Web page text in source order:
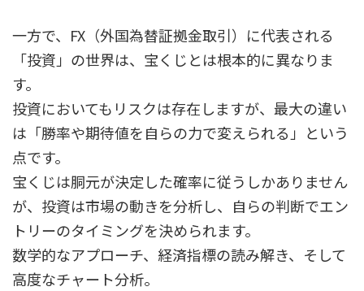
一方で、FX（外国為替証拠金取引）に代表される
「投資」の世界は、宝くじとは根本的に異なりま
す。
投資においてもリスクは存在しますが、最大の違い
は「勝率や期待値を自らの力で変えられる」という
点です。
宝くじは胴元が決定した確率に従うしかありません
が、投資は市場の動きを分析し、自らの判断でエン
トリーのタイミングを決められます。
数学的なアプローチ、経済指標の読み解き、そして
高度なチャート分析。